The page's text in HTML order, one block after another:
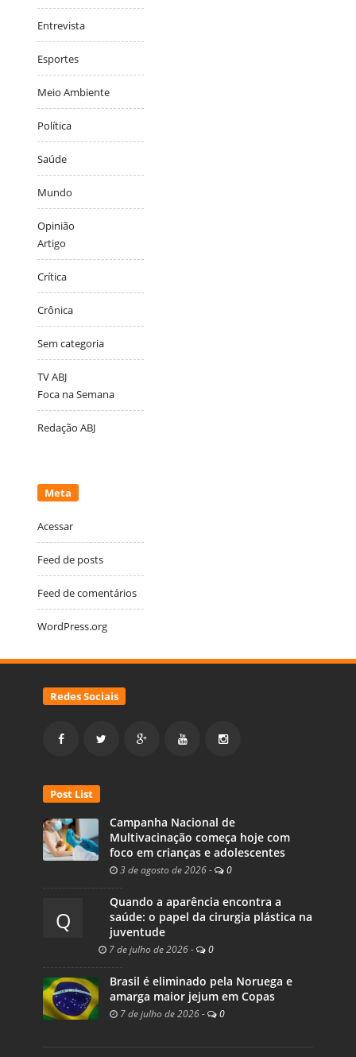
Entrevista
Esportes
Meio Ambiente
Política
Saúde
Mundo
Opinião
Artigo
Crítica
Crônica
Sem categoria
TV ABJ
Foca na Semana
Redação ABJ
Meta
Acessar
Feed de posts
Feed de comentários
WordPress.org
Redes Sociais
Post List
Campanha Nacional de
Multivacinação começa hoje com
foco em crianças e adolescentes
3 de agosto de 2026 - 0
Q
Quando a aparência encontra a
saúde: o papel da cirurgia plástica na
juventude
7 de julho de 2026 - 0
Brasil é eliminado pela Noruega e
amarga maior jejum em Copas
7 de julho de 2026 - 0